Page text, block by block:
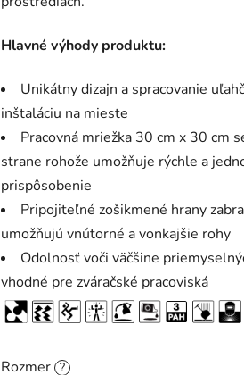
hviezdičiek.
Hlavné výhody produktu:
Unikátny dizajn a spracovanie
inštaláciu na mieste
Pracovná mriežka 30 cm x 30 cm
strane rohože umožňuje rýchle a
prispôsobenie
Pripojiteľné zošikmené hrany
umožňujú vnútorné a vonkajšie rohy
Odolnosť voči väčšine
vhodné pre zváračské pracoviská
Rozmer ?